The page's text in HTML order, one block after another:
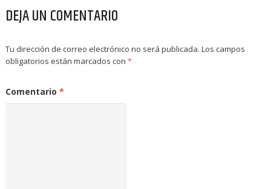
DEJA UN COMENTARIO
Tu dirección de correo electrónico no será publicada. Los campos
obligatorios están marcados con *
Comentario *